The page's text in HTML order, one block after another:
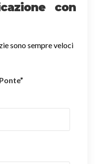
con
sono sempre veloci